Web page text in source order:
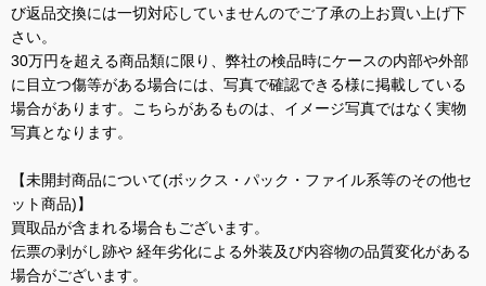
び返品交換には一切対応していませんのでご了承の上お買い上げ下
さい。
30万円を超える商品類に限り、弊社の検品時にケースの内部や外部
に目立つ傷等がある場合には、写真で確認できる様に掲載している
場合があります。こちらがあるものは、イメージ写真ではなく実物
写真となります。
【未開封商品について(ボックス・パック・ファイル系等のその他セ
ット商品)】
買取品が含まれる場合もございます。
伝票の剥がし跡や 経年劣化による外装及び内容物の品質変化がある
場合がございます。